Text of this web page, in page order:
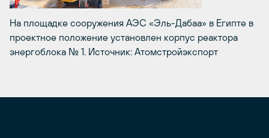
На площадке сооружения АЭС «Эль-Дабаа» в Египте в
проектное положение установлен корпус реактора
энергоблока № 1. Источник: Атомстройэкспорт